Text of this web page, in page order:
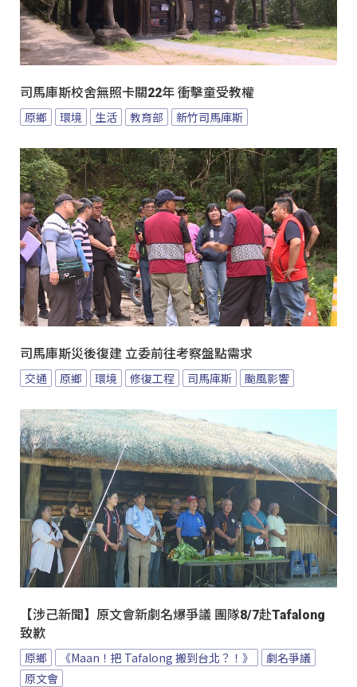
司馬庫斯校舍無照卡關22年 衝擊童受教權
原鄉 環境 生活 教育部 新竹司馬庫斯
司馬庫斯災後復建 立委前往考察盤點需求
交通 原鄉 環境 修復工程 司馬庫斯 颱風影響
【涉己新聞】原文會新劇名爆爭議 團隊8/7赴Tafalong
致歉
原鄉 《Maan！把 Tafalong 搬到台北？！》
劇名爭議
原文會